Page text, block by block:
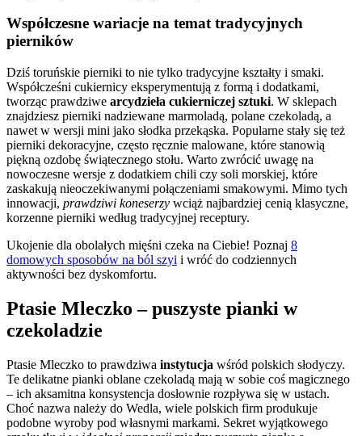
Współczesne wariacje na temat tradycyjnych
pierników
Dziś toruńskie pierniki to nie tylko tradycyjne kształty i smaki.
Współcześni cukiernicy eksperymentują z formą i dodatkami,
tworząc prawdziwe arcydzieła cukierniczej sztuki. W sklepach
znajdziesz pierniki nadziewane marmoladą, polane czekoladą, a
nawet w wersji mini jako słodka przekąska. Popularne stały się też
pierniki dekoracyjne, często ręcznie malowane, które stanowią
piękną ozdobę świątecznego stołu. Warto zwrócić uwagę na
nowoczesne wersje z dodatkiem chili czy soli morskiej, które
zaskakują nieoczekiwanymi połączeniami smakowymi. Mimo tych
innowacji, prawdziwi koneserzy wciąż najbardziej cenią klasyczne,
korzenne pierniki według tradycyjnej receptury.
Ukojenie dla obolałych mięśni czeka na Ciebie! Poznaj 8
domowych sposobów na ból szyi i wróć do codziennych
aktywności bez dyskomfortu.
Ptasie Mleczko – puszyste pianki w
czekoladzie
Ptasie Mleczko to prawdziwa instytucja wśród polskich słodyczy.
Te delikatne pianki oblane czekoladą mają w sobie coś magicznego
– ich aksamitna konsystencja dosłownie rozpływa się w ustach.
Choć nazwa należy do Wedla, wiele polskich firm produkuje
podobne wyroby pod własnymi markami. Sekret wyjątkowego